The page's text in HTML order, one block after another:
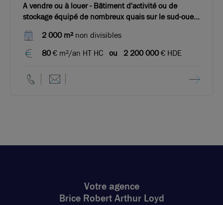
A vendre ou à louer - Bâtiment d'activité ou de
stockage équipé de nombreux quais sur le sud-ouest
2 000 m² non divisibles
80€ m²/an HT HC ou 2 200 000€ HDE
Votre agence
Brice Robert Arthur Loyd